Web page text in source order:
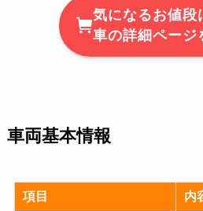
気になるお値段
車の詳細ページ
車両基本情報
項目 内